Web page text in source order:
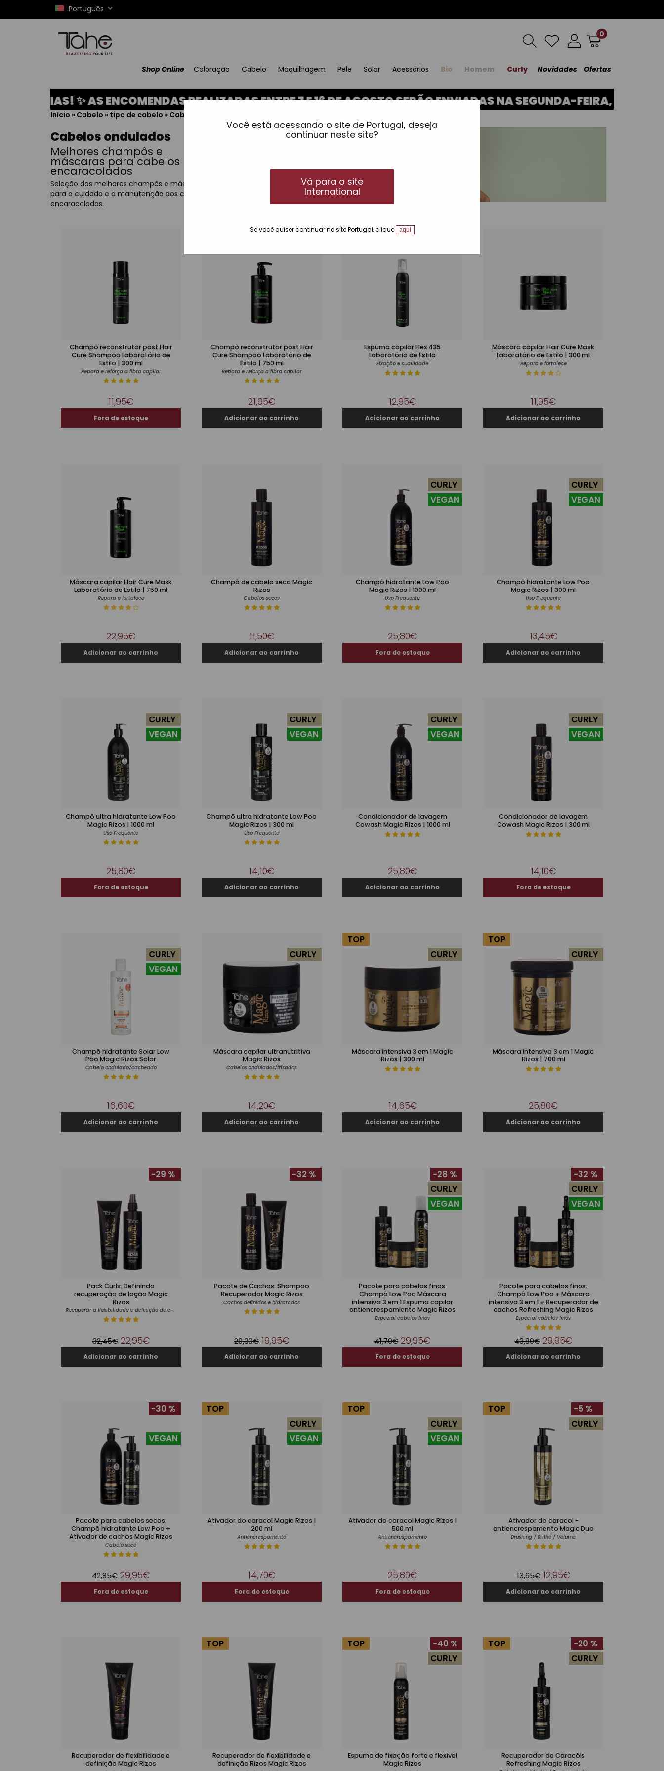
Você está acessando o site de Portugal, deseja
continuar neste site?
Vá para o site
International
Se você quiser continuar no site Portugal, clique aqui
Português
0
Shop Online Coloração Cabelo Maquilhagem Pele Solar Acessórios Bio Homem Curly Novidades Ofertas
✨ AS ENCOMENDAS REALIZADAS ENTRE 7 E 16 DE AGOSTO SERÃO ENVIADAS NA SEGUNDA-FEIRA, DIA 17.
Início » Cabelo » tipo de cabelo » Cabelos ondulados
Cabelos ondulados
Melhores champôs e
máscaras para cabelos
encaracolados
Seleção dos melhores champôs e máscaras
para o cuidado e a manutenção dos cabelos
encaracolados.
Champô reconstrutor post Hair
Cure Shampoo Laboratório de
Estilo | 300 ml
Repara e reforça a fibra capilar
11,95€
Champô reconstrutor post Hair
Cure Shampoo Laboratório de
Estilo | 750 ml
Repara e reforça a fibra capilar
21,95€
Espuma capilar Flex 435
Laboratório de Estilo
Fixação e suavidade
12,95€
Máscara capilar Hair Cure Mask
Laboratório de Estilo | 300 ml
Repara e fortalece
11,95€
Máscara capilar Hair Cure Mask
Laboratório de Estilo | 750 ml
Repara e fortalece
22,95€
Champô de cabelo seco Magic
Rizos
Cabelos secos
11,50€
Champô hidratante Low Poo
Magic Rizos | 1000 ml
Uso Frequente
CURLY
VEGAN
25,80€
Champô hidratante Low Poo
Magic Rizos | 300 ml
Uso Frequente
CURLY
VEGAN
13,45€
Champô ultra hidratante Low Poo
Magic Rizos | 1000 ml
Uso Frequente
CURLY
VEGAN
25,80€
Champô ultra hidratante Low Poo
Magic Rizos | 300 ml
Uso Frequente
CURLY
VEGAN
14,10€
Condicionador de lavagem
Cowash Magic Rizos | 1000 ml
CURLY
VEGAN
25,80€
Condicionador de lavagem
Cowash Magic Rizos | 300 ml
CURLY
VEGAN
14,10€
Champô hidratante Solar Low
Poo Magic Rizos Solar
Cabelo ondulado/cacheado
CURLY
VEGAN
16,60€
Máscara capilar ultranutritiva
Magic Rizos
Cabelos ondulados/frisados
CURLY
14,20€
Máscara intensiva 3 em 1 Magic
Rizos | 300 ml
CURLY
TOP
14,65€
Máscara intensiva 3 em 1 Magic
Rizos | 700 ml
CURLY
TOP
25,80€
Pack Curls: Definindo
recuperação de loção Magic
Rizos
Recuperar a flexibilidade e definição de cabelo encaracolado
-29 %
32,45€ 22,95€
Pacote de Cachos: Shampoo
Recuperador Magic Rizos
Cachos definidos e hidratados
-32 %
29,30€ 19,95€
Pacote para cabelos finos:
Champô Low Poo Máscara
intensiva 3 em 1 Espuma capilar
antiencrespamiento Magic Rizos
Especial cabelos finos
CURLY
VEGAN
-28 %
41,70€ 29,95€
Pacote para cabelos finos:
Champô Low Poo + Máscara
intensiva 3 em 1 + Recuperador de
cachos Refreshing Magic Rizos
Especial cabelos finos
CURLY
VEGAN
-32 %
43,80€ 29,95€
Pacote para cabelos secos:
Champô hidratante Low Poo +
Ativador de cachos Magic Rizos
Cabelo seco
VEGAN
-30 %
42,85€ 29,95€
Ativador do caracol Magic Rizos |
200 ml
Antiencrespamento
CURLY
VEGAN
TOP
14,70€
Ativador do caracol Magic Rizos |
500 ml
Antiencrespamento
CURLY
VEGAN
TOP
25,80€
Ativador do caracol -
antiencrespamento Magic Duo
Brushing / Brilho / Volume
CURLY
TOP -5 %
13,65€ 12,95€
Recuperador de flexibilidade e
definição Magic Rizos
Recuperador de flexibilidade e
definição Rizos Magic Rizos
TOP
Espuma de fixação forte e flexível
Magic Rizos
CURLY
TOP -40 %
Recuperador de Caracóis
Refreshing Magic Rizos
CURLY
TOP -20 %